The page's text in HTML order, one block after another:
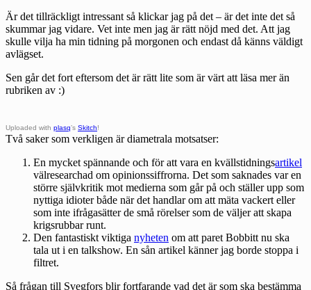
Är det tillräckligt intressant så klickar jag på det – är det inte det så
skummar jag vidare. Vet inte men jag är rätt nöjd med det. Att jag
skulle vilja ha min tidning på morgonen och endast då känns väldigt
avlägset.
Sen går det fort eftersom det är rätt lite som är värt att läsa mer än
rubriken av :)
Uploaded with plasq’s Skitch!
Två saker som verkligen är diametrala motsatser:
En mycket spännande och för att vara en kvällstidningsartikel
välresearchad om opinionssiffrorna. Det som saknades var en
större självkritik mot medierna som går på och ställer upp som
nyttiga idioter både när det handlar om att mäta vackert eller
som inte ifrågasätter de små rörelser som de väljer att skapa
krigsrubbar runt.
Den fantastiskt viktiga nyheten om att paret Bobbitt nu ska
tala ut i en talkshow. En sån artikel känner jag borde stoppa i
filtret.
Så frågan till Svegfors blir fortfarande vad det är som ska bestämma